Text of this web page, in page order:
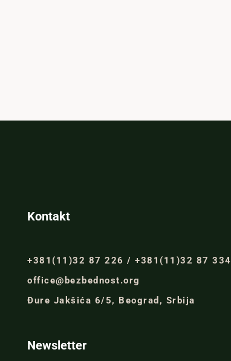
Kontakt
+381(11)32 87 226 / +381(11)32 87 334
office@bezbednost.org
Đure Jakšića 6/5, Beograd, Srbija
Newsletter